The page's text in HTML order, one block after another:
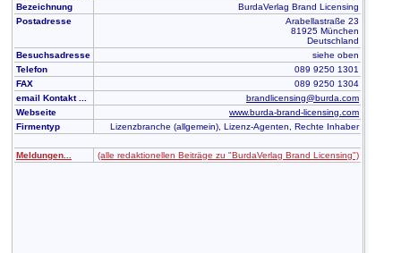
Bezeichnung
BurdaVerlag Brand Licensing
Postadresse
Arabellastraße 23
81925 München
Deutschland
Besuchsadresse
siehe oben
Telefon
089 9250 1301
FAX
089 9250 1304
email Kontakt ...
brandlicensing@burda.com
Webseite
www.burda-brand-licensing.com
Firmentyp
Lizenzbranche (allgemein), Lizenz-Agenten, Rechte Inhaber
Meldungen... (alle redaktionellen Beiträge zu "BurdaVerlag Brand Licensing")